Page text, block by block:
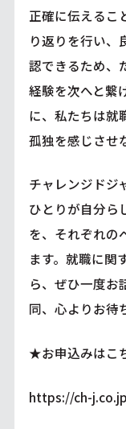
正確に伝えるこ
り返りを行い、
認できるため、
経験を次へと繋
に、私たちは就
孤独を感じさせ
チャレンジドジ
ひとりが自分ら
を、それぞれの
ます。就職に関
ら、ぜひ一度お
同、心よりお待
★お申込みはこ
https://ch-